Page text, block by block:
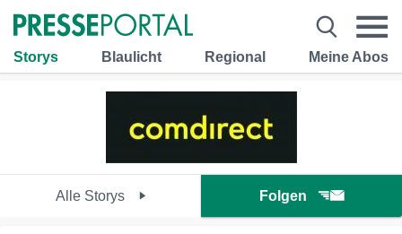
Storys Blaulicht Regional Meine Abos
Alle Storys Folgen